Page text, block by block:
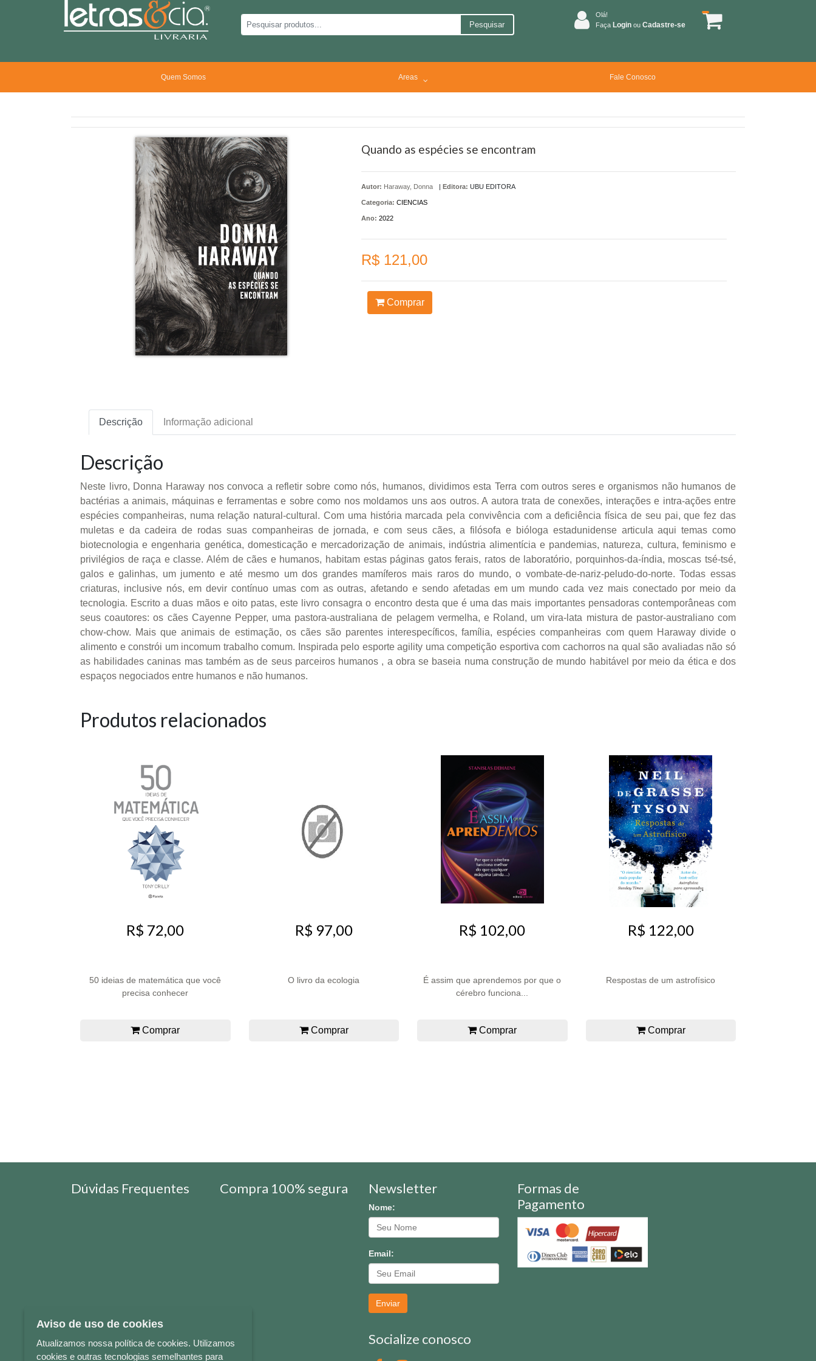
Pesquisar
Olá!
Faça Login ou Cadastre-se
Quem Somos Areas Fale Conosco
Quando as espécies se encontram
Autor: Haraway, Donna | Editora: UBU EDITORA
Categoria: CIENCIAS
Ano: 2022
R$ 121,00
Comprar
Descrição Informação adicional
Descrição
Neste livro, Donna Haraway nos convoca a refletir sobre como nós, humanos, dividimos esta Terra com outros seres e organismos não humanos de
bactérias a animais, máquinas e ferramentas e sobre como nos moldamos uns aos outros. A autora trata de conexões, interações e intra-ações entre
espécies companheiras, numa relação natural-cultural. Com uma história marcada pela convivência com a deficiência física de seu pai, que fez das
muletas e da cadeira de rodas suas companheiras de jornada, e com seus cães, a filósofa e bióloga estadunidense articula aqui temas como
biotecnologia e engenharia genética, domesticação e mercadorização de animais, indústria alimentícia e pandemias, natureza, cultura, feminismo e
privilégios de raça e classe. Além de cães e humanos, habitam estas páginas gatos ferais, ratos de laboratório, porquinhos-da-índia, moscas tsé-tsé,
galos e galinhas, um jumento e até mesmo um dos grandes mamíferos mais raros do mundo, o vombate-de-nariz-peludo-do-norte. Todas essas
criaturas, inclusive nós, em devir contínuo umas com as outras, afetando e sendo afetadas em um mundo cada vez mais conectado por meio da
tecnologia. Escrito a duas mãos e oito patas, este livro consagra o encontro desta que é uma das mais importantes pensadoras contemporâneas com
seus coautores: os cães Cayenne Pepper, uma pastora-australiana de pelagem vermelha, e Roland, um vira-lata mistura de pastor-australiano com
chow-chow. Mais que animais de estimação, os cães são parentes interespecíficos, família, espécies companheiras com quem Haraway divide o
alimento e constrói um incomum trabalho comum. Inspirada pelo esporte agility uma competição esportiva com cachorros na qual são avaliadas não só
as habilidades caninas mas também as de seus parceiros humanos , a obra se baseia numa construção de mundo habitável por meio da ética e dos
espaços negociados entre humanos e não humanos.
Produtos relacionados
R$ 72,00
50 ideias de matemática que você
precisa conhecer
Comprar
R$ 97,00
O livro da ecologia
Comprar
R$ 102,00
É assim que aprendemos por que o
cérebro funciona...
Comprar
R$ 122,00
Respostas de um astrofísico
Comprar
Dúvidas Frequentes Compra 100% segura Newsletter
Nome:
Email:
Enviar
Socialize conosco
Formas de
Pagamento
Aviso de uso de cookies
Atualizamos nossa política de cookies. Utilizamos
cookies e outras tecnologias semelhantes para